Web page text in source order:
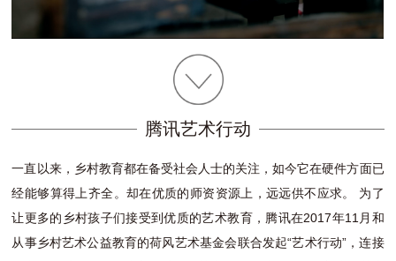
腾讯艺术行动
一直以来，乡村教育都在备受社会人士的关注，如今它在硬件方面已
经能够算得上齐全。却在优质的师资资源上，远远供不应求。 为了
让更多的乡村孩子们接受到优质的艺术教育，腾讯在2017年11月和
从事乡村艺术公益教育的荷风艺术基金会联合发起“艺术行动”，连接